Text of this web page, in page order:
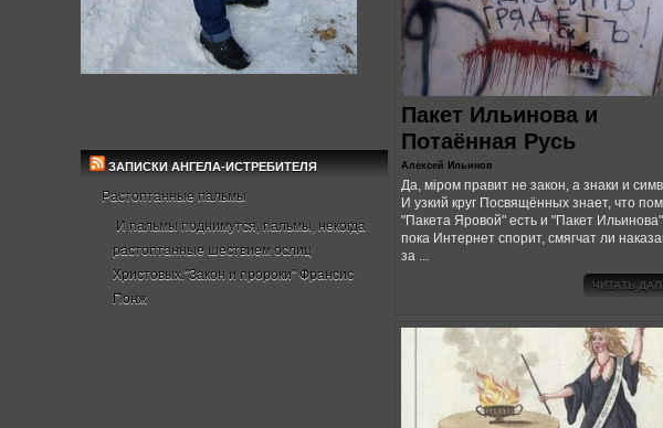
ЗАПИСКИ АНГЕЛА-ИСТРЕБИТЕЛЯ
Растоптанные пальмы
И пальмы поднимутся, пальмы, некогда
растоптанные шествием ослиц
Христовых."Закон и пророки" Франсис
Понж
Пакет Ильинова и
Потаённая Русь
Алексей Ильинов
Да, мiром правит не закон, а знаки и
И узкий круг Посвящённых знает, что
"Пакета Яровой" есть и "Пакет
пока Интернет спорит, смягчат ли
за ...
ЧИТАТЬ